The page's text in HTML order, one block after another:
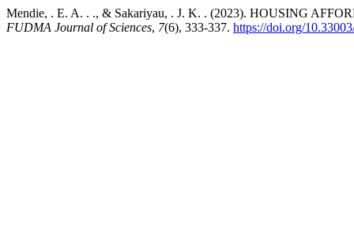
Mendie, . E. A. . ., & Sakariyau, . J. K. . (2023). HOUSING
FUDMA Journal of Sciences, 7(6), 333-337. https://doi.org/